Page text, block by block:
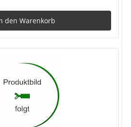
den Warenkorb